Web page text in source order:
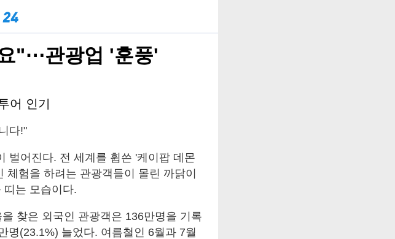
"⋯관광업 '훈풍'
어 인기
다!"
벌어진다. 전 세계를 휩쓴 '케이팝 데몬
험을 하려는 관광객들이 몰린 까닭이
띠는 모습이다.
찾은 외국인 관광객은 136만명을 기록
명(23.1%) 늘었다. 여름철인 6월과 7월